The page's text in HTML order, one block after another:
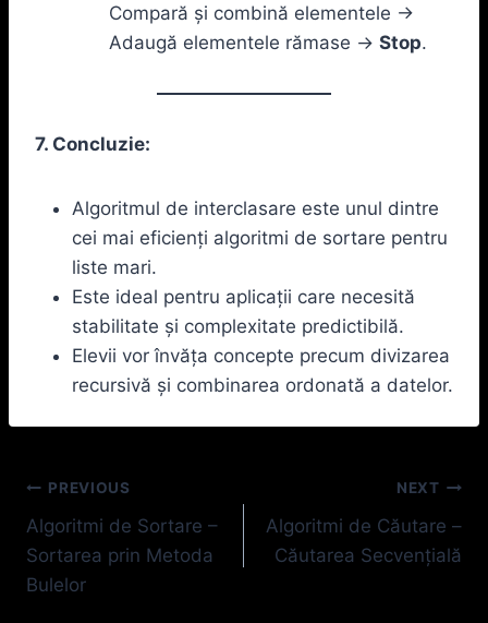
Compară și combină elementele ->
Adaugă elementele rămase -> Stop.
7. Concluzie:
Algoritmul de interclasare este unul dintre
cei mai eficienți algoritmi de sortare pentru
liste mari.
Este ideal pentru aplicații care necesită
stabilitate și complexitate predictibilă.
Elevii vor învăța concepte precum divizarea
recursivă și combinarea ordonată a datelor.
Navigare
în
articole
PREVIOUS
Algoritmi de Sortare –
Sortarea prin Metoda
Bulelor
NEXT
Algoritmi de Căutare –
Căutarea Secvențială